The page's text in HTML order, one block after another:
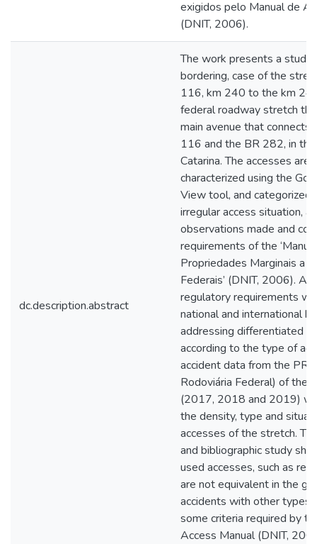
exigidos pelo Manual de
(DNIT, 2006).
dc.description.abstract
The work presents a study
bordering, case of the
116, km 240 to the km
federal roadway stretch
main avenue that connects
116 and the BR 282, in
Catarina. The accesses are
characterized using the
View tool, and categorized
irregular access situation,
observations made and
requirements of the
Propriedades Marginais a
Federais’ (DNIT, 2006). A
regulatory requirements
national and international
addressing differentiated
according to the type of
accident data from the
Rodoviária Federal) of the
(2017, 2018 and 2019)
the density, type and
accesses of the stretch.
and bibliographic study
used accesses, such as
are not equivalent in the
accidents with other types
some criteria required by
Access Manual (DNIT,